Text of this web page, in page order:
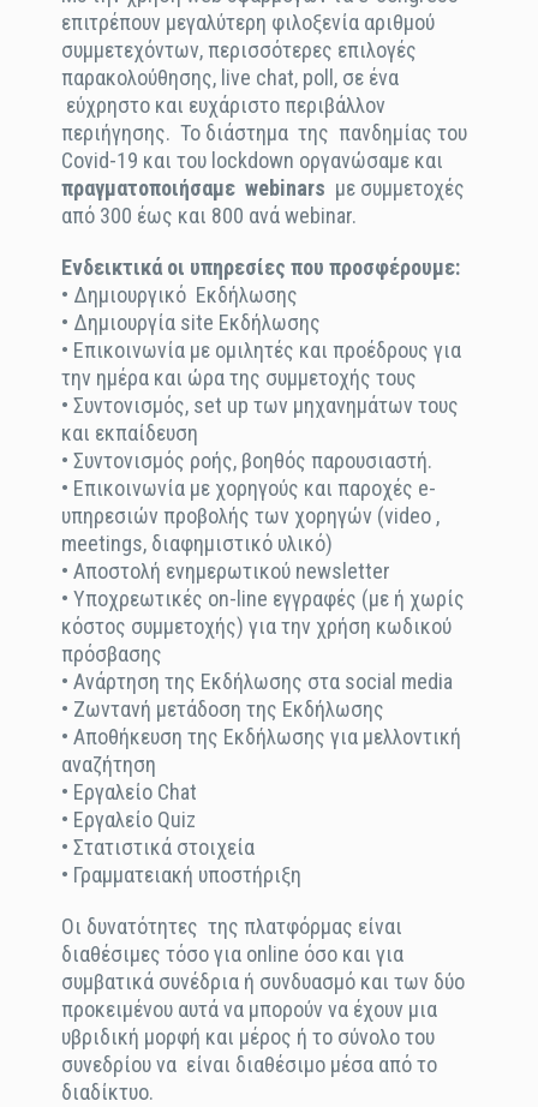
επιτρέπουν μεγαλύτερη φιλοξενία αριθμού
συμμετεχόντων, περισσότερες επιλογές
παρακολούθησης, live chat, poll, σε ένα
εύχρηστο και ευχάριστο περιβάλλον
περιήγησης. Το διάστημα της πανδημίας του
Covid-19 και του lockdown οργανώσαμε και
πραγματοποιήσαμεwebinars με συμμετοχές
από 300 έως και 800 ανά webinar.
Ενδεικτικά οι υπηρεσίες που προσφέρουμε:
• Δημιουργικό Εκδήλωσης
• Δημιουργία site Εκδήλωσης
• Επικοινωνία με ομιλητές και προέδρους για
την ημέρα και ώρα της συμμετοχής τους
• Συντονισμός, set up των μηχανημάτων τους
και εκπαίδευση
• Συντονισμός ροής, βοηθός παρουσιαστή.
• Επικοινωνία με χορηγούς και παροχές e-
υπηρεσιών προβολής των χορηγών (video ,
meetings, διαφημιστικό υλικό)
• Αποστολή ενημερωτικού newsletter
• Υποχρεωτικές on-line εγγραφές (με ή χωρίς
κόστος συμμετοχής) για την χρήση κωδικού
πρόσβασης
• Ανάρτηση της Εκδήλωσης στα social media
• Ζωντανή μετάδοση της Εκδήλωσης
• Αποθήκευση της Εκδήλωσης για μελλοντική
αναζήτηση
• Εργαλείο Chat
• Εργαλείο Quiz
• Στατιστικά στοιχεία
• Γραμματειακή υποστήριξη
Οι δυνατότητες της πλατφόρμας είναι
διαθέσιμες τόσο για online όσο και για
συμβατικά συνέδρια ή συνδυασμό και των δύο
προκειμένου αυτά να μπορούν να έχουν μια
υβριδική μορφή και μέρος ή το σύνολο του
συνεδρίου να είναι διαθέσιμο μέσα από το
διαδίκτυο.